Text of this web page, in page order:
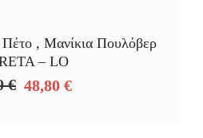
Πέτο , Μανίκια Πουλόβερ
– LO
€ Original
48,80 €
Η